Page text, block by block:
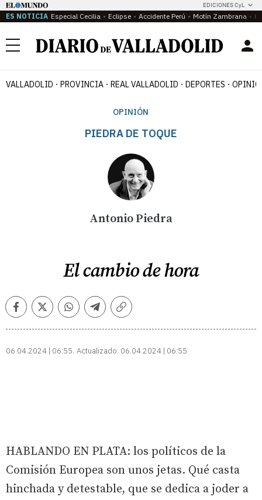
EDICIONES CyL
ES NOTICIA Especial Cecilia Eclipse Accidente Perú Motín Zambrana
Menú
VALLADOLID PROVINCIA REAL VALLADOLID DEPORTES
OPINIÓN
PIEDRA DE TOQUE
Antonio Piedra
El cambio de hora
FacebookTwitterWhatsappTelegramCopiar
06.04.2024 | 06:55 Actualizado: 06.04.2024 | 06:55
HABLANDO EN PLATA: los políticos de la
Comisión Europea son unos jetas. Qué casta
hinchada y detestable, que se dedica a joder a